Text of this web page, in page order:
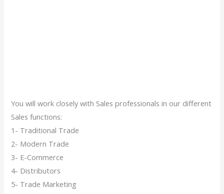
You will work closely with Sales professionals in our different
Sales functions:
1- Traditional Trade
2- Modern Trade
3- E-Commerce
4- Distributors
5- Trade Marketing